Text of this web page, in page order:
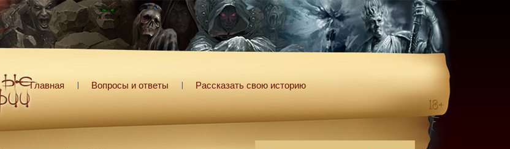
Главная Вопросы и ответы Рассказать свою историю